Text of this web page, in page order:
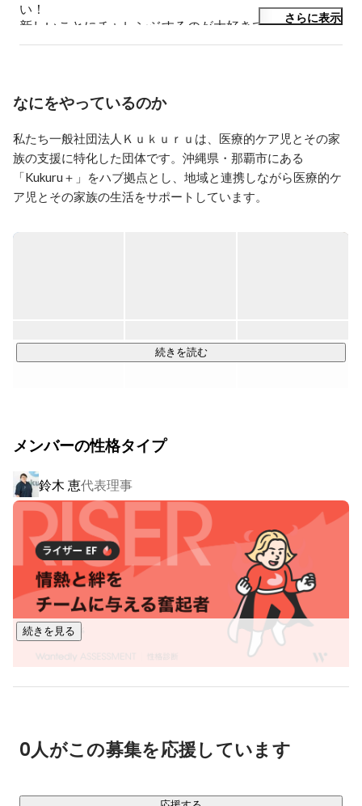
い！
新しいことにチャレンジするのが大好きです。
やりたいことはきっと叶うと信じています。
さらに表示
なにをやっているのか
私たち一般社団法人Ｋｕｋｕｒｕは、医療的ケア児とその家
族の支援に特化した団体です。沖縄県・那覇市にある
「Kukuru＋」をハブ拠点とし、地域と連携しながら医療的ケ
ア児とその家族の生活をサポートしています。
■事業内容■
援をしています。障がいレベルにあった旅程の提案、バリア
・障がい児の在宅支援事業
医療型短期入所、訪問看護・介護を中心に医療的ケア児のケ
アを網羅的に提供しています。制度外の支援（付き添い入院
をするご家族の食事サポートなど）も積極的に実施し、多岐
にわたる支援をしています。
上記事業のほか、医療的ケア児を支える方向けのシンポジウ
ム、ご家族同士の懇親会、沖縄での福祉機器展の開催や、介
護職員の研修なども幅広くおこなっています！
■今後の展望■
「誰もが自分の生きる場所を見つけられる世の中を作るこ
そのためには「地域とのつながり」が不可欠です。新型コロ
なったからこそ、地域の人を巻き込みながら、それぞれの家
続きを読む
メンバーの性格タイプ
鈴木 恵代表理事
続きを見る
0人がこの募集を応援しています